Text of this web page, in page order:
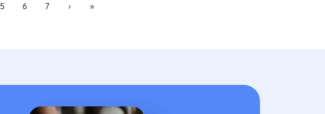
Page
5 Page
6 Page
7 Page suivante
› Dernière page
»